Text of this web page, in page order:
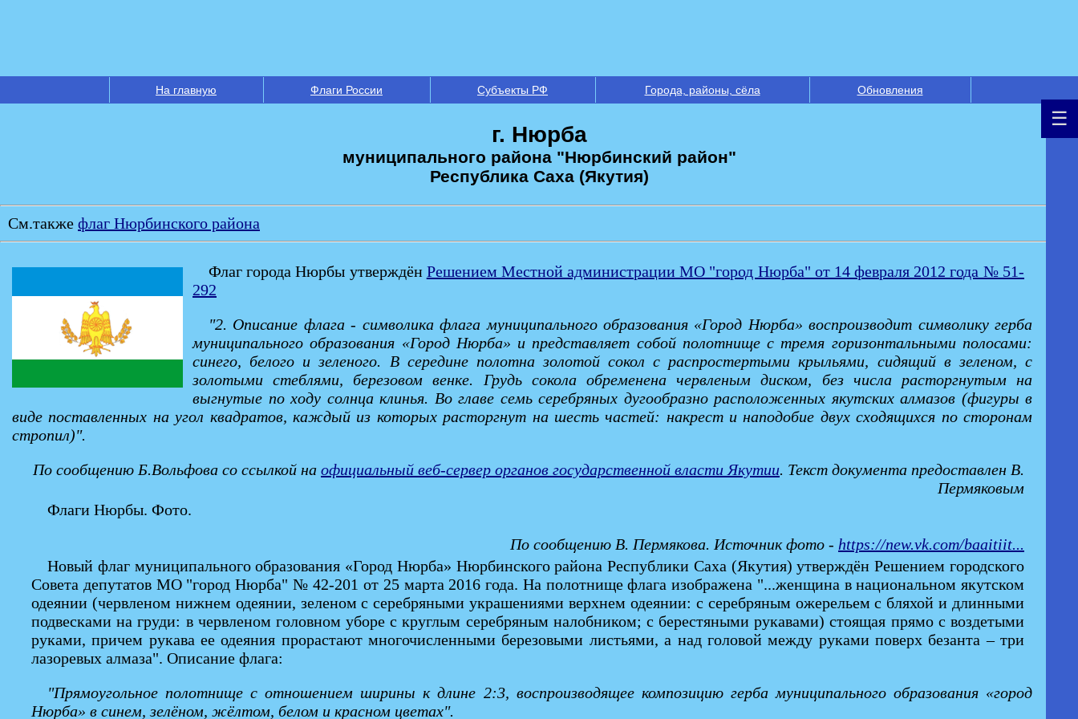
На главную Флаги России Субъекты РФ Города, районы, сёла Обновления
г. Нюрба
муниципального района "Нюрбинский район"
Республика Саха (Якутия)
См.также флаг Нюрбинского района
Флаг города Нюрбы утверждён Решением Местной администрации МО "город Нюрба" от 14 февраля 2012 года № 51-
292
"2. Описание флага - символика флага муниципального образования «Город Нюрба» воспроизводит символику герба
муниципального образования «Город Нюрба» и представляет собой полотнище с тремя горизонтальными полосами:
синего, белого и зеленого. В середине полотна золотой сокол с распростертыми крыльями, сидящий в зеленом, с
золотыми стеблями, березовом венке. Грудь сокола обременена червленым диском, без числа расторгнутым на
выгнутые по ходу солнца клинья. Во главе семь серебряных дугообразно расположенных якутских алмазов (фигуры в
виде поставленных на угол квадратов, каждый из которых расторгнут на шесть частей: накрест и наподобие двух сходящихся по сторонам
стропил)".
По сообщению Б.Вольфова со ссылкой на официальный веб-сервер органов государственной власти Якутии. Текст документа предоставлен В.
Пермяковым
Флаги Нюрбы. Фото.
По сообщению В. Пермякова. Источник фото - https://new.vk.com/baaitiit...
Новый флаг муниципального образования «Город Нюрба» Нюрбинского района Республики Саха (Якутия) утверждён Решением городского
Совета депутатов МО "город Нюрба" № 42-201 от 25 марта 2016 года. На полотнище флага изображена "...женщина в национальном якутском
одеянии (червленом нижнем одеянии, зеленом с серебряными украшениями верхнем одеянии: с серебряным ожерельем с бляхой и длинными
подвесками на груди: в червленом головном уборе с круглым серебряным налобником; с берестяными рукавами) стоящая прямо с воздетыми
руками, причем рукава ее одеяния прорастают многочисленными березовыми листьями, а над головой между руками поверх безанта – три
лазоревых алмаза". Описание флага:
"Прямоугольное полотнище с отношением ширины к длине 2:3, воспроизводящее композицию герба муниципального образования «город
Нюрба» в синем, зелёном, жёлтом, белом и красном цветах".